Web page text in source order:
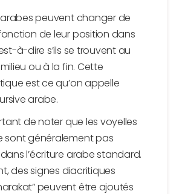
arabes peuvent changer de
de leur position dans
à-dire s’ils se trouvent au
ou à la fin. Cette
est ce qu’on appelle
arabe.
de noter que les voyelles
sont généralement pas
l’écriture arabe standard.
des signes diacritiques
peuvent être ajoutés